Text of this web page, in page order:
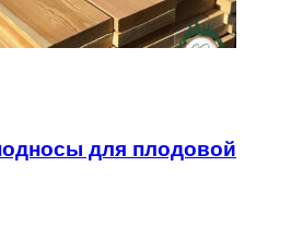
для плодовой